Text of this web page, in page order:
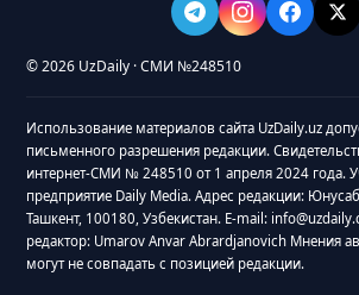
© 2026 UzDaily · СМИ №248510
Использование материалов сайта UzDaily.uz
письменного разрешения редакции.
интернет-СМИ № 248510 от 1 апреля 2024 года.
предприятие Daily Media. Адрес редакции:
Ташкент, 100180, Узбекистан. E-mail:
редактор: Umarov Anvar Abrardjanovich Мнения
могут не совпадать с позицией редакции.